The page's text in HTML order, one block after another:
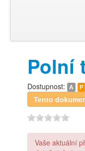
Přehled podle
Přehled podle
Polní
Dostupnost: A P
Tento
Vaše aktuální